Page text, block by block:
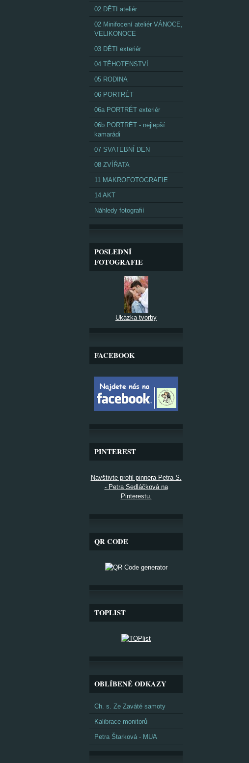
02 DĚTI ateliér
02 Minifocení ateliér VÁNOCE,
VELIKONOCE
03 DĚTI exteriér
04 TĚHOTENSTVÍ
05 RODINA
06 PORTRÉT
06a PORTRÉT exteriér
06b PORTRÉT - nejlepší
kamarádi
07 SVATEBNÍ DEN
08 ZVÍŘATA
11 MAKROFOTOGRAFIE
14 AKT
Náhledy fotografií
POSLEDNÍ
FOTOGRAFIE
Ukázka tvorby
FACEBOOK
PINTEREST
Navštivte profil pinnera Petra S.
- Petra Sedláčková na
Pinterestu.
QR CODE
TOPLIST
OBLÍBENÉ ODKAZY
Ch. s. Ze Zaváté samoty
Kalibrace monitorů
Petra Štarková - MUA